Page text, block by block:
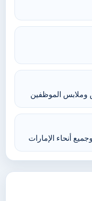
وملابس الموظفين
أنحاء الإمارات